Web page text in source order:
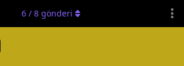
6/ 8gönderi